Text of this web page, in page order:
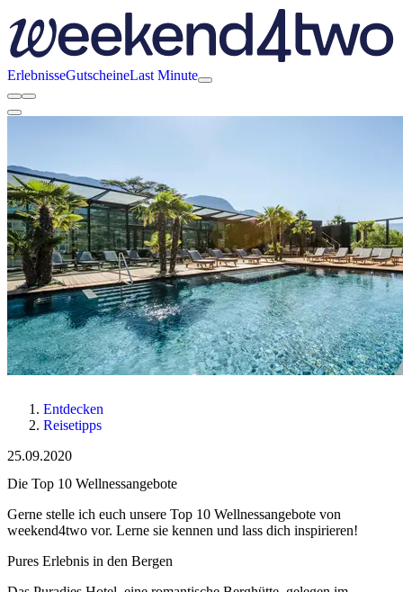
ErlebnisseGutscheineLast Minute
Entdecken
Reisetipps
25.09.2020
Die Top 10 Wellnessangebote
Gerne stelle ich euch unsere Top 10 Wellnessangebote von
weekend4two vor. Lerne sie kennen und lass dich inspirieren!
Pures Erlebnis in den Bergen